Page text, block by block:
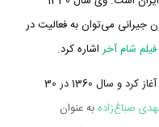
جیرانی می‌توان به فعالیت در
فیلم شام آخر اشاره کرد.
فریدون جیرانی کار حرفه‌ای خود را از سینما آغاز کرد و سال 1360 در 30
صباغ‌زادهبه عنوان